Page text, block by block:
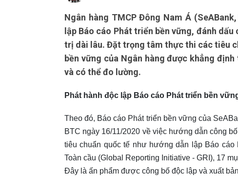
Ngân hàng TMCP Đông Nam Á
lập Báo cáo Phát triển bền vững, đánh
trị dài lâu. Đặt trọng tâm thực thi các tiêu
bền vững của Ngân hàng được khẳng
và có thể đo lường.
Phát hành độc lập Báo cáo Phát triển bền
Theo đó, Báo cáo Phát triển bền vững của
BTC ngày 16/11/2020 về việc hướng dẫn công
tiêu chuẩn quốc tế như hướng dẫn lập Báo
Toàn cầu (Global Reporting Initiative - GRI), 17
Đây là ấn phẩm được công bố độc lập và xuất